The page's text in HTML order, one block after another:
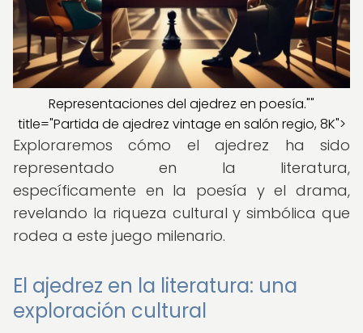
Representaciones del ajedrez en poesía.""
title="Partida de ajedrez vintage en salón regio, 8K">
Exploraremos cómo el ajedrez ha sido
representado en la literatura,
específicamente en la poesía y el drama,
revelando la riqueza cultural y simbólica que
rodea a este juego milenario.
El ajedrez en la literatura: una
exploración cultural